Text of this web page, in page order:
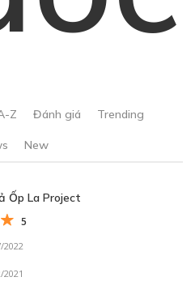
Z Đánh giá Trending
New
Ốp La Project
5
2022
2021